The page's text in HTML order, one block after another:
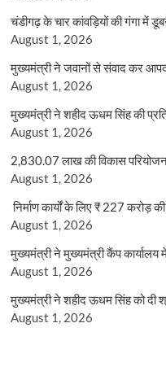
चंडीगढ़ के चार कांवड़ियों की गंगा में
August 1, 2026
मुख्यमंत्री ने जवानों से संवाद कर
August 1, 2026
मुख्यमंत्री ने शहीद ऊधम सिंह की
August 1, 2026
2,830.07 लाख की विकास
August 1, 2026
निर्माण कार्यों के लिए ₹ 227 करोड़ की
August 1, 2026
मुख्यमंत्री ने मुख्यमंत्री कैंप
August 1, 2026
मुख्यमंत्री ने शहीद ऊधम सिंह को दी
August 1, 2026